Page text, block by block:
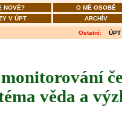
NOVÉ?
O MÉ OSOBĚ
V ÚPT ARCHÍV
Ostatní: ÚPT
věda a